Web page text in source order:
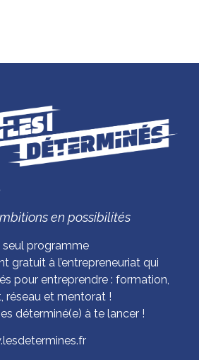
en possibilités
seul programme
gratuit à l’entrepreneuriat qui
pour entreprendre : formation,
réseau et mentorat !
déterminé(e) à te lancer !